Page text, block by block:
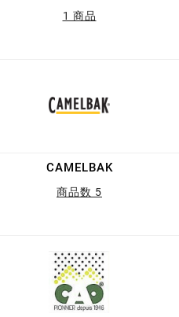
1 商品
CAMELBAK
商品数 5